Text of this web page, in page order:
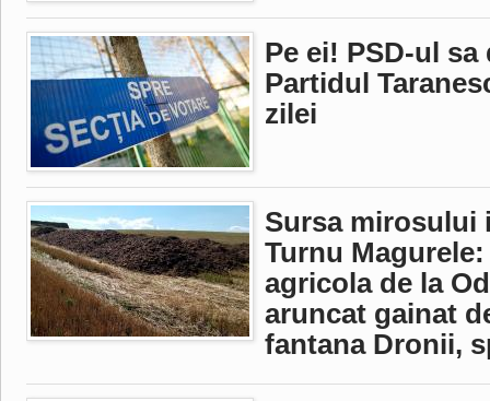
Pe ei! PSD-ul
Partidul
zilei
Sursa
Turnu
agricola de la
aruncat gainat
fantana Dronii,